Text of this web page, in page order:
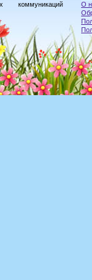
коммуникаций
О